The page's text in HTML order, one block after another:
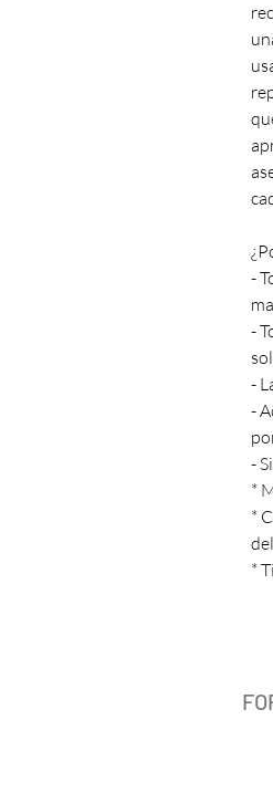
-
-
sol
-
-
-
*
*
*